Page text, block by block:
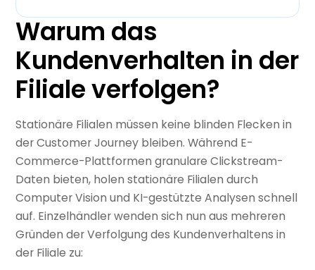
Warum das
Kundenverhalten in der
Filiale verfolgen?
Stationäre Filialen müssen keine blinden Flecken in
der Customer Journey bleiben. Während E-
Commerce-Plattformen granulare Clickstream-
Daten bieten, holen stationäre Filialen durch
Computer Vision und KI-gestützte Analysen schnell
auf. Einzelhändler wenden sich nun aus mehreren
Gründen der Verfolgung des Kundenverhaltens in
der Filiale zu: